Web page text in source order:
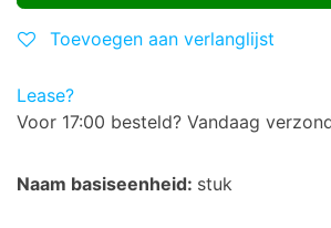
Toevoegen aan verlanglijst
Lease?
Voor 17:00 besteld? Vandaag
Naam basiseenheid: stuk